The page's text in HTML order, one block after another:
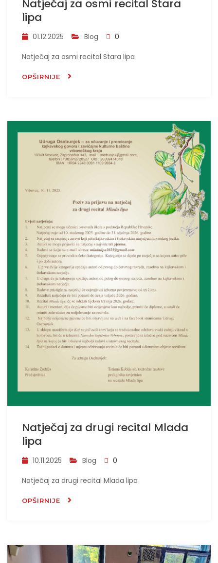
Natječaj za osmi recital Stara
lipa
01.12.2025 Blog 0
Natječaj za osmi recital Stara lipa
OPŠIRNIJE
Natječaj za drugi recital Mlada
lipa
10.11.2025 Blog 0
Natječaj za drugi recital Mlada lipa
OPŠIRNIJE